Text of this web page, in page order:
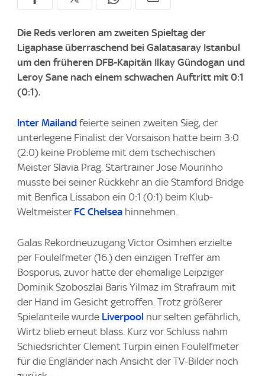
Die Reds verloren am zweiten Spieltag der
Ligaphase überraschend bei Galatasaray Istanbul
um den früheren DFB-Kapitän Ilkay Gündogan und
Leroy Sane nach einem schwachen Auftritt mit 0:1
(0:1).
Inter Mailand feierte seinen zweiten Sieg, der
unterlegene Finalist der Vorsaison hatte beim 3:0
(2:0) keine Probleme mit dem tschechischen
Meister Slavia Prag. Startrainer Jose Mourinho
musste bei seiner Rückkehr an die Stamford Bridge
mit Benfica Lissabon ein 0:1 (0:1) beim Klub-
Weltmeister FC Chelsea hinnehmen.
Galas Rekordneuzugang Victor Osimhen erzielte
per Foulelfmeter (16.) den einzigen Treffer am
Bosporus, zuvor hatte der ehemalige Leipziger
Dominik Szoboszlai Baris Yilmaz im Strafraum mit
der Hand im Gesicht getroffen. Trotz größerer
Spielanteile wurde Liverpool nur selten gefährlich,
Wirtz blieb erneut blass. Kurz vor Schluss nahm
Schiedsrichter Clement Turpin einen Foulelfmeter
für die Engländer nach Ansicht der TV-Bilder noch